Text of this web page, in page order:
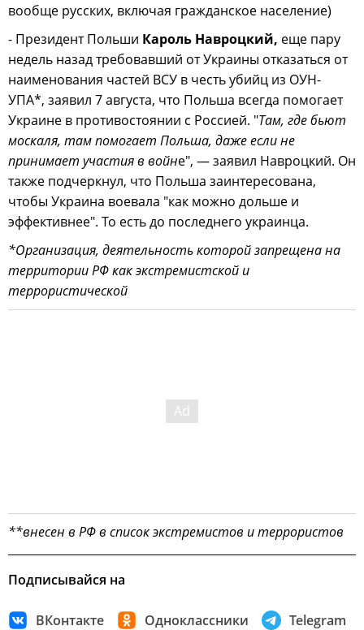
вообще русских, включая гражданское население)
- Президент Польши Кароль Навроцкий, еще пару
недель назад требовавший от Украины отказаться от
наименования частей ВСУ в честь убийц из ОУН-
УПА*, заявил 7 августа, что Польша всегда помогает
Украине в противостоянии с Россией. "Там, где бьют
москаля, там помогает Польша, даже если не
принимает участия в войне", — заявил Навроцкий. Он
также подчеркнул, что Польша заинтересована,
чтобы Украина воевала "как можно дольше и
эффективнее". То есть до последнего украинца.
*Организация, деятельность которой запрещена на
территории РФ как экстремистской и
террористической
**внесен в РФ в список экстремистов и террористов
Подписывайся на
ВКонтакте Одноклассники Telegram